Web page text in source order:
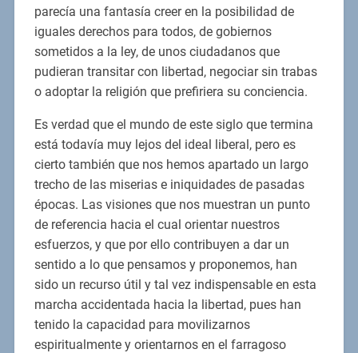
parecía una fantasía creer en la posibilidad de
iguales derechos para todos, de gobiernos
sometidos a la ley, de unos ciudadanos que
pudieran transitar con libertad, negociar sin trabas
o adoptar la religión que prefiriera su conciencia.
Es verdad que el mundo de este siglo que termina
está todavía muy lejos del ideal liberal, pero es
cierto también que nos hemos apartado un largo
trecho de las miserias e iniquidades de pasadas
épocas. Las visiones que nos muestran un punto
de referencia hacia el cual orientar nuestros
esfuerzos, y que por ello contribuyen a dar un
sentido a lo que pensamos y proponemos, han
sido un recurso útil y tal vez indispensable en esta
marcha accidentada hacia la libertad, pues han
tenido la capacidad para movilizarnos
espiritualmente y orientarnos en el farragoso